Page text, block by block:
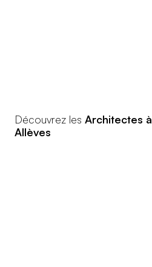
Découvrez les Architectes à
Allèves